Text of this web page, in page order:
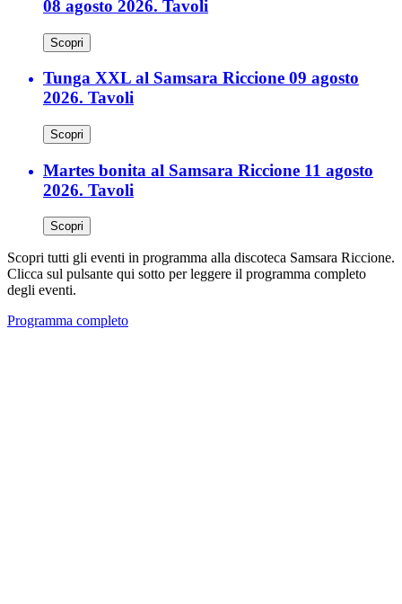
08 agosto 2026. Tavoli
Scopri
Tunga XXL al Samsara Riccione 09 agosto
2026. Tavoli
Scopri
Martes bonita al Samsara Riccione 11 agosto
2026. Tavoli
Scopri
Scopri tutti gli eventi in programma alla discoteca Samsara Riccione.
Clicca sul pulsante qui sotto per leggere il programma completo
degli eventi.
Programma completo